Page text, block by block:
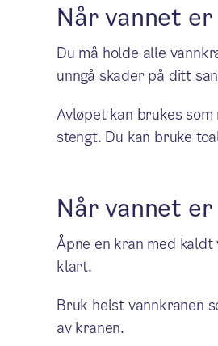
Når vannet
Du må holde alle
unngå skader på ditt
Avløpet kan brukes
stengt. Du kan bruke
Når vannet
Åpne en kran med
klart.
Bruk helst vannkranen
av kranen.